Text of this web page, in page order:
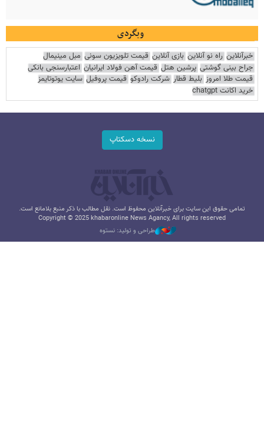
وبگردی
خبرآنلاین راه نو آنلاین بازی آنلاین قیمت تلویزیون سونی مبل مینیمال
جراح بینی گوشتی پرشین هتل قیمت آهن فولاد ایرانیان اعتبارسنجی بانکی
قیمت طلا امروز بلیط قطار شرکت رادوکو قیمت پروفیل سایت یوتوتایمز
خرید اکانت chatgpt
نسخه دسکتاپ
تمامی حقوق این سایت برای خبرآنلاین محفوظ است. نقل مطالب با ذکر منبع بلامانع است.
Copyright © 2025 khabaronline News Agancy, All rights reserved
طراحی و تولید: نستوه